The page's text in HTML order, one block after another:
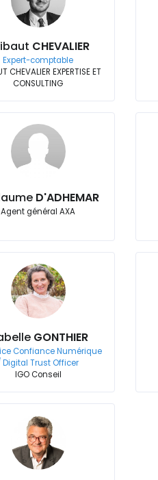
CHEVALIER
Expert-comptable
CHEVALIER EXPERTISE ET
CONSULTING
D'ADHEMAR
Agent général AXA
GONTHIER
Confiance Numérique
Digital Trust Officer
IGO Conseil